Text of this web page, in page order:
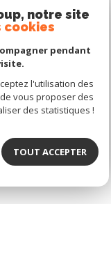
notre site
cookies
pendant
l'utilisation des
vous proposer des
des statistiques !
TOUT ACCEPTER